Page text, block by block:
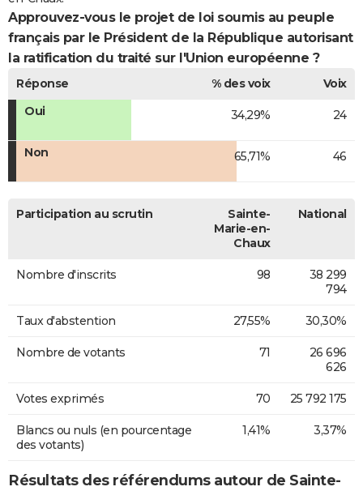
Approuvez-vous le projet de loi soumis au peuple
français par le Président de la République autorisant
la ratification du traité sur l'Union européenne ?
Réponse % des voix
Voix
Oui
34,29% 24
Non 65,71% 46
Participation au scrutin
Sainte-
Marie-en-
Chaux
National
Nombre d'inscrits 98
38 299
794
Taux d'abstention 27,55% 30,30%
Nombre de votants 71
26 696
626
Votes exprimés 70 25 792 175
Blancs ou nuls (en pourcentage
des votants)
1,41% 3,37%
Résultats des référendums autour de Sainte-